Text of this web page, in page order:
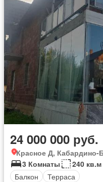
24 000 000 руб.
Красное Д, Кабардино-
3 Комнаты
240 кв.м
Балкон
Терраса